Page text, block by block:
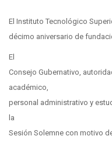
El Instituto Tecnológico
décimo aniversario de
El
Consejo Gubernativo,
académico,
personal administrativo y
la
Sesión Solemne con motivo